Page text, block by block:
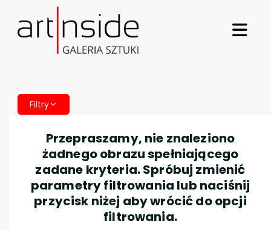
Filtry
Przepraszamy, nie znaleziono
żadnego obrazu spełniającego
zadane kryteria. Spróbuj zmienić
parametry filtrowania lub naciśnij
przycisk niżej aby wrócić do opcji
filtrowania.